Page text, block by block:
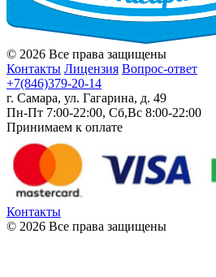
© 2026 Все права защищены
Контакты Лицензия Вопрос-ответ
+7(846)379-20-14
г. Самара, ул. Гагарина, д. 49
Пн-Пт 7:00-22:00, Сб,Вс 8:00-22:00
Принимаем к оплате
Контакты
© 2026 Все права защищены